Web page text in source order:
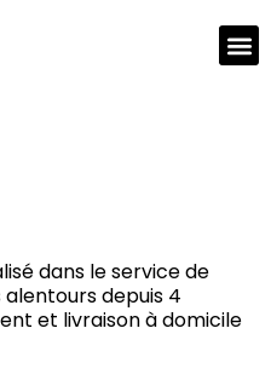
dans le service de
depuis 4
et livraison à domicile